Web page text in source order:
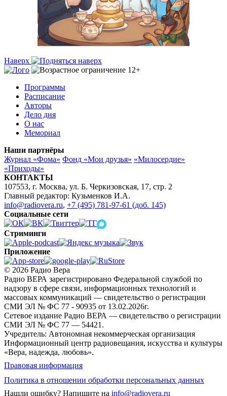
Наверх
Программы
Расписание
Авторы
Дело дня
О нас
Мемориал
Наши партнёры
Журнал «Фома» Фонд «Мои друзья» «Милосердие»
«Приходы»
КОНТАКТЫ
107553, г. Москва, ул. Б. Черкизовская, 17, стр. 2
Главный редактор: Кузьменков И.А.
info@radiovera.ru, +7 (495) 781-97-61 (доб. 145)
Социальные сети
Стриминги
Приложение
© 2026 Радио Вера
Радио ВЕРА зарегистрировано Федеральной службой по
надзору в сфере связи, информационных технологий и
массовых коммуникаций — свидетельство о регистрации
СМИ ЭЛ № ФС 77 - 90935 от 13.02.2026г.
Сетевое издание Радио ВЕРА — свидетельство о регистрации
СМИ ЭЛ № ФС 77 — 54421.
Учредитель: Автономная некоммерческая организация
Информационный центр радиовещания, искусства и культуры
«Вера, надежда, любовь».
Правовая информация
Политика в отношении обработки персональных данных
Нашли ошибку? Напишите на info@radiovera.ru